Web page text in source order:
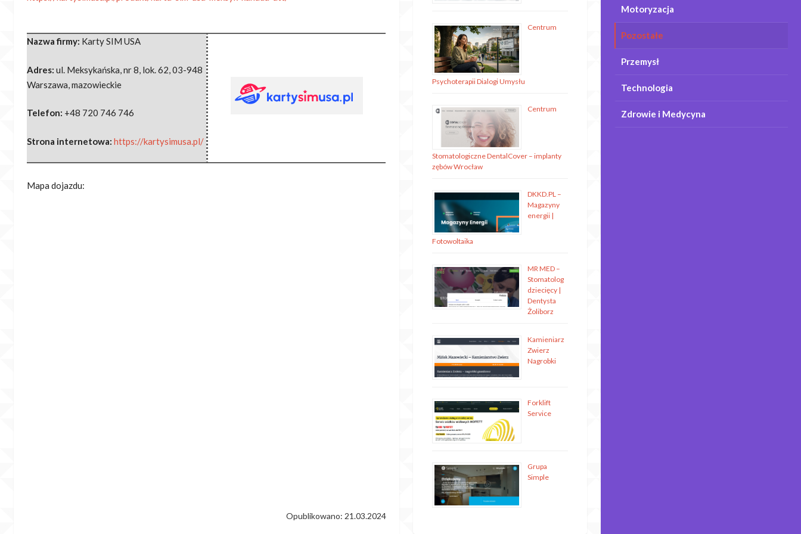
Motoryzacja
Pozostałe
Przemysł
Technologia
Zdrowie i Medycyna
Nazwa firmy: Karty SIM USA
Adres: ul. Meksykańska, nr 8, lok. 62,03-948
Warszawa,mazowieckie
Telefon: +48 720 746 746
Strona internetowa: https://kartysimusa.pl/
Mapa dojazdu:
Opublikowano: 21.03.2024
Centrum
Psychoterapii Dialogi Umysłu
Centrum
Stomatologiczne DentalCover – implanty
zębów Wrocław
DKKD.PL –
Magazyny
energii |
Fotowoltaika
MR MED –
Stomatolog
dziecięcy |
Dentysta
Żoliborz
Kamieniarz
Zwierz
Nagrobki
Forklift
Service
Grupa
Simple